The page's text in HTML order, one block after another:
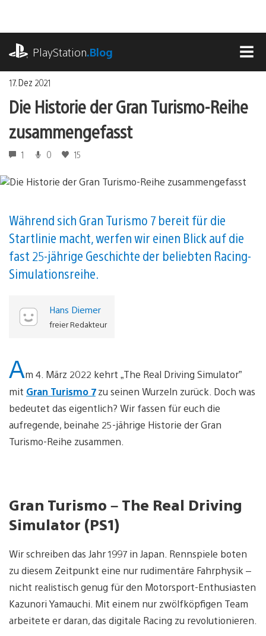
springen
PlayStation.Blog
17. Dez 2021
Die Historie der Gran Turismo-Reihe
zusammengefasst
1 0 15
Während sich Gran Turismo 7 bereit für die
Startlinie macht, werfen wir einen Blick auf die
fast 25-jährige Geschichte der beliebten Racing-
Simulationsreihe.
Hans Diemer
freier Redakteur
Am 4. März 2022 kehrt „The Real Driving Simulator”
mit Gran Turismo 7zu seinen Wurzeln zurück. Doch was
bedeutet das eigentlich? Wir fassen für euch die
aufregende, beinahe 25-jährige Historie der Gran
Turismo-Reihe zusammen.
Gran Turismo – The Real Driving
Simulator (PS1)
Wir schreiben das Jahr 1997 in Japan. Rennspiele boten
zu diesem Zeitpunkt eine nur rudimentäre Fahrphysik –
nicht realistisch genug für den Motorsport-Enthusiasten
Kazunori Yamauchi. Mit einem nur zwölfköpfigen Team
arbeitete er daran, das digitale Racing zu revolutionieren.